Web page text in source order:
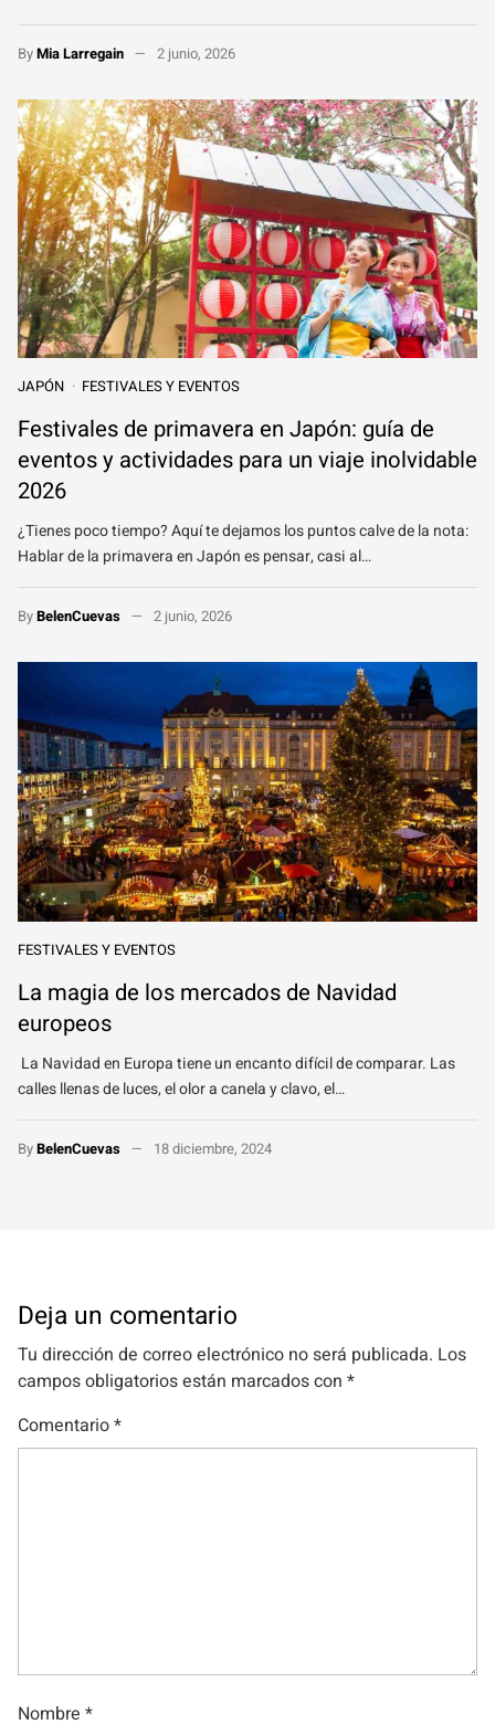
ByMia Larregain 2 junio, 2026
JAPÓN FESTIVALES Y EVENTOS
Festivales de primavera en Japón: guía de
eventos y actividades para un viaje inolvidable
2026
¿Tienes poco tiempo? Aquí te dejamos los puntos calve de la nota:
Hablar de la primavera en Japón es pensar, casi al…
ByBelenCuevas 2 junio, 2026
FESTIVALES Y EVENTOS
La magia de los mercados de Navidad
europeos
La Navidad en Europa tiene un encanto difícil de comparar. Las
calles llenas de luces, el olor a canela y clavo, el…
ByBelenCuevas 18 diciembre, 2024
Deja un comentario
Tu dirección de correo electrónico no será publicada. Los
campos obligatorios están marcados con *
Comentario*
Nombre *